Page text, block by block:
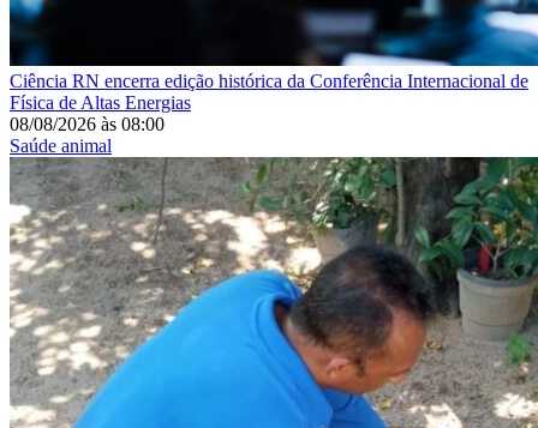
Ciência RN encerra edição histórica da Conferência Internacional de
Física de Altas Energias
08/08/2026 às 08:00
Saúde animal